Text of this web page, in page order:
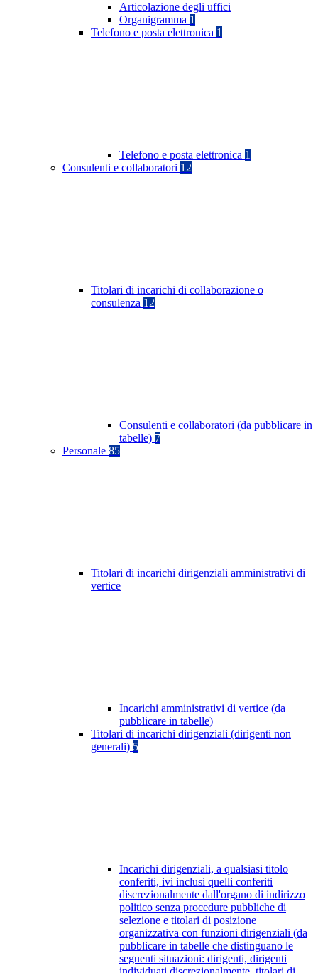
Articolazione degli uffici
Organigramma 1
Telefono e posta elettronica 1
Telefono e posta elettronica 1
Consulenti e collaboratori 12
Titolari di incarichi di collaborazione o
consulenza 12
Consulenti e collaboratori (da pubblicare in
tabelle) 7
Personale 85
Titolari di incarichi dirigenziali amministrativi di
vertice
Incarichi amministrativi di vertice (da
pubblicare in tabelle)
Titolari di incarichi dirigenziali (dirigenti non
generali) 5
Incarichi dirigenziali, a qualsiasi titolo
conferiti, ivi inclusi quelli conferiti
discrezionalmente dall'organo di indirizzo
politico senza procedure pubbliche di
selezione e titolari di posizione
organizzativa con funzioni dirigenziali (da
pubblicare in tabelle che distinguano le
seguenti situazioni: dirigenti, dirigenti